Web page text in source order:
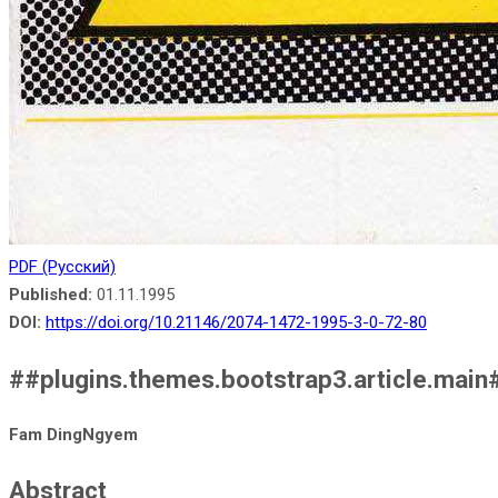
PDF (Русский)
Published: 01.11.1995
DOI: https://doi.org/10.21146/2074-1472-1995-3-0-72-80
Fam DingNgyem
Abstract